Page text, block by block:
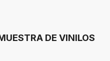
DE VINILOS